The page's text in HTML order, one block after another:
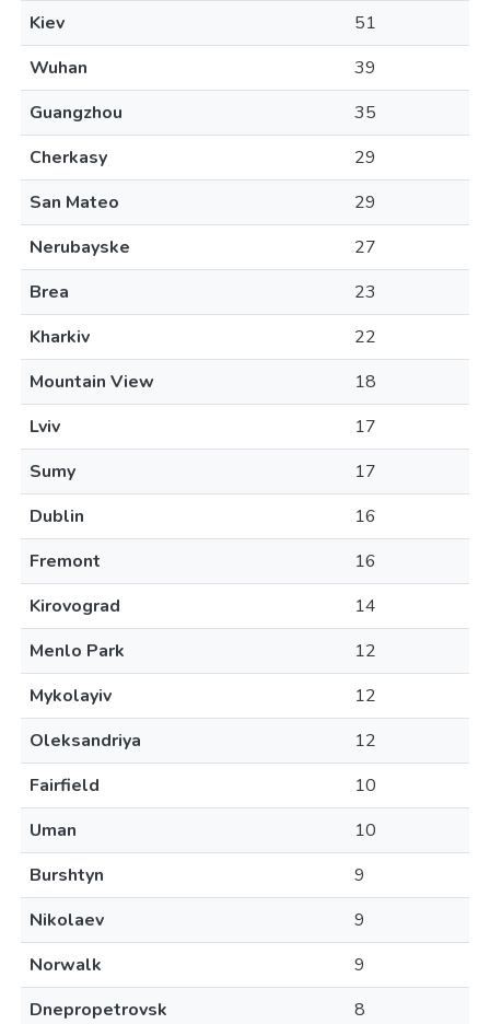
Kiev
51
Wuhan
39
Guangzhou
35
Cherkasy
29
San Mateo
29
Nerubayske
27
Brea
23
Kharkiv
22
Mountain View
18
Lviv
17
Sumy
17
Dublin
16
Fremont
16
Kirovograd
14
Menlo Park
12
Mykolayiv
12
Oleksandriya
12
Fairfield
10
Uman
10
Burshtyn
9
Nikolaev
9
Norwalk
9
Dnepropetrovsk
8